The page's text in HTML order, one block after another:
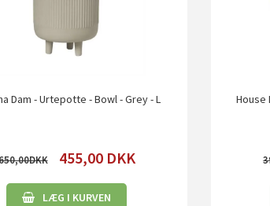
Dam - Urtepotte - Bowl - Grey - L
455,00 DKK
LÆG I KURVEN
House